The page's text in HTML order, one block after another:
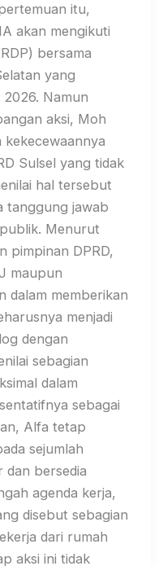
itu,
akan mengikuti
bersama
yang
Namun
aksi, Moh
kekecewaannya
Sulsel yang tidak
hal tersebut
tanggung jawab
Menurut
pimpinan DPRD,
maupun
dalam memberikan
menjadi
dengan
sebagian
dalam
sebagai
Alfa tetap
sejumlah
dan bersedia
agenda kerja,
disebut sebagian
dari rumah
aksi ini tidak